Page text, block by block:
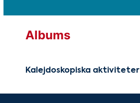
Albums
Kalejdoskopiska aktiviteter